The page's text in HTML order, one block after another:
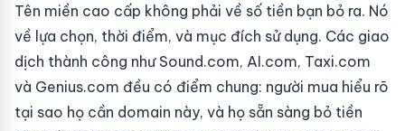
Tên miền cao cấp không phải về số tiền bạn bỏ ra. Nó
về lựa chọn, thời điểm, và mục đích sử dụng. Các giao
dịch thành công như Sound.com, AI.com, Taxi.com
và Genius.com đều có điểm chung: người mua hiểu rõ
tại sao họ cần domain này, và họ sẵn sàng bỏ tiền